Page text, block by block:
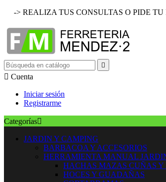
-> REALIZA TUS CONSULTAS O PIDE TU

 Cuenta
Iniciar sesión
Registrarme
Categorías
JARDIN Y CAMPING
BARBACOA Y ACCESORIOS
HERRAMIENTA MANUAL
HACHAS MAZAS CUÑAS Y
HOCES Y GUADAÑAS